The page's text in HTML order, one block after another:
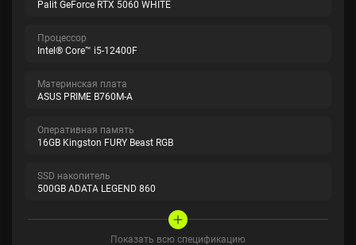
Palit GeForce RTX 5060 WHITE
Процессор
Intel® Core™ i5-12400F
Материнская плата
ASUS PRIME B760M-A
Оперативная память
16GB Kingston FURY Beast RGB
SSD накопитель
500GB ADATA LEGEND 860
Показать всю спецификацию